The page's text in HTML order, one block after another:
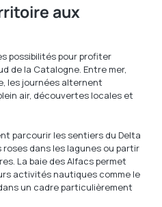
aux
possibilités pour profiter
de la Catalogne. Entre mer,
les journées alternent
air, découvertes locales et
parcourir les sentiers du Delta
roses dans les lagunes ou partir
La baie des Alfacs permet
activités nautiques comme le
un cadre particulièrement